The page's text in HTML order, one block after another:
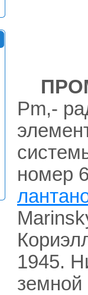
Pm,-
номер
1945.